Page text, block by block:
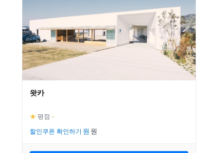
왓카
★ 평점 –
할인쿠폰 확인하기